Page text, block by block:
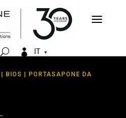
 IT
| BIOS | PORTASAPONE DA